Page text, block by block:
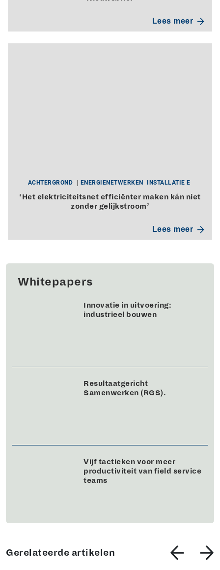
Lees meer
ACHTERGROND ENERGIENETWERKEN INSTALLATIE E
‘Het elektriciteitsnet efficiënter maken kán niet
zonder gelijkstroom’
Lees meer
Whitepapers
Innovatie in uitvoering:
industrieel bouwen
Resultaatgericht
Samenwerken (RGS).
Vijf tactieken voor meer
productiviteit van field service
teams
Gerelateerde artikelen